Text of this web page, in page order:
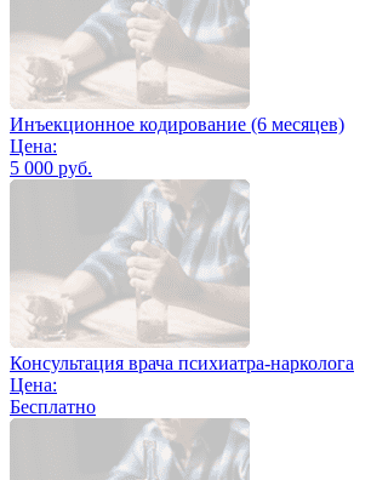
Инъекционное кодирование (6 месяцев)
Цена:
5 000 руб.
Консультация врача психиатра-нарколога
Цена:
Бесплатно